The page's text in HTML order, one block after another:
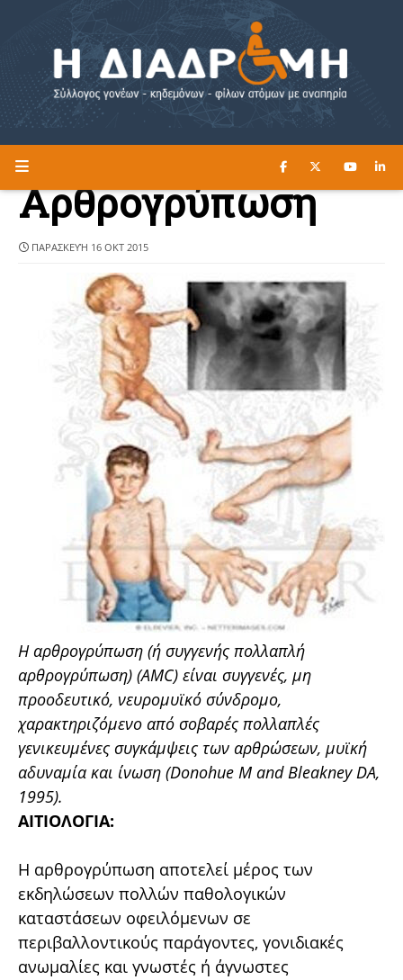
Η ΔΙΑΔΡΟΜΗ ΔΙΑΒΑΣΤΕ ΕΔΩ ►
Αρθρογρύπωση
ΠΑΡΑΣΚΕΥΉ 16 ΟΚΤ 2015
Η αρθρογρύπωση (ή συγγενής πολλαπλή
αρθρογρύπωση) (AMC) είναι συγγενές, μη
προοδευτικό, νευρομυϊκό σύνδρομο,
χαρακτηριζόμενο από σοβαρές πολλαπλές
γενικευμένες συγκάμψεις των αρθρώσεων, μυϊκή
αδυναμία και ίνωση (Donohue M and Bleakney DA,
1995).
ΑΙΤΙΟΛΟΓΙΑ:
Η αρθρογρύπωση αποτελεί μέρος των
εκδηλώσεων πολλών παθολογικών
καταστάσεων οφειλόμενων σε
περιβαλλοντικούς παράγοντες, γονιδιακές
ανωμαλίες και γνωστές ή άγνωστες